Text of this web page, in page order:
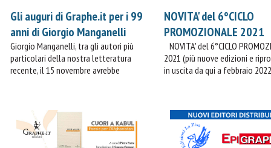
Gli auguri di Graphe.it per i 99
anni di Giorgio Manganelli
Giorgio Manganelli, tra gli autori più
particolari della nostra letteratura
recente, il 15 novembre avrebbe
NOVITA' del 6°CICLO
PROMOZIONALE 2021
NOVITA' del 6°CICLO
2021 (più nuove edizioni e
in uscita da qui a febbraio